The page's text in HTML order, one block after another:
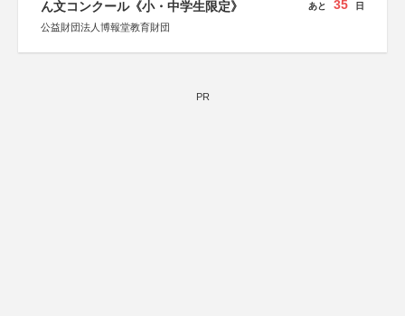
ん文コンクール《小・中学生限定》
公益財団法人博報堂教育財団
あと 35 日
PR